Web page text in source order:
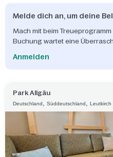
Melde dich an, um deine
Mach mit beim Treueprogramm
Buchung wartet eine
Anmelden
Park Allgäu
Deutschland, Süddeutschland, Leutkirch